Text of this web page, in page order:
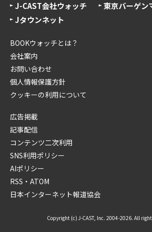
J-CAST会社ウォッチ
東京バーゲン
Jタウンネット
BOOKウォッチとは？
会社案内
お問い合わせ
個人情報保護方針
クッキーの利用について
広告掲載
記事配信
コンテンツ二次利用
SNS利用ポリシー
AIポリシー
RSS・ATOM
日本インターネット報道協会
Copyright (c) J-CAST, Inc. 2004-2026. All